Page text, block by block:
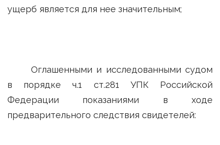
ущерб является для нее значительным;
Оглашенными и исследованными судом
в порядке ч.1 ст.281 УПК Российской
Федерации показаниями в ходе
предварительного следствия свидетелей: